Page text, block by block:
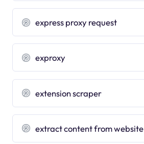
express proxy request
exproxy
extension scraper
extract content from website